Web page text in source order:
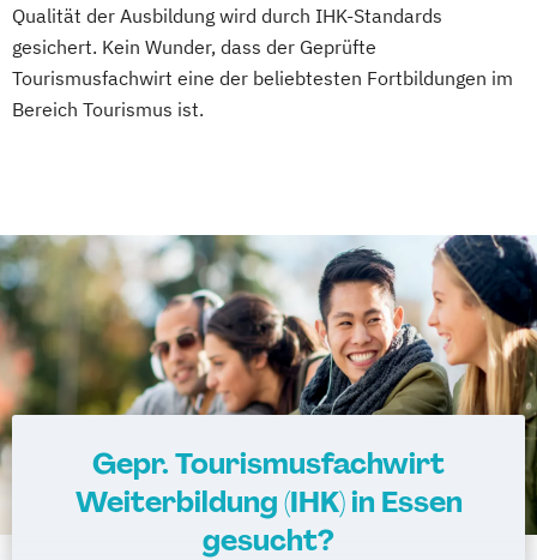
Qualität der Ausbildung wird durch IHK-Standards
gesichert. Kein Wunder, dass der Geprüfte
Tourismusfachwirt eine der beliebtesten Fortbildungen im
Bereich Tourismus ist.
Gepr. Tourismusfachwirt
Weiterbildung (IHK) in Essen
gesucht?